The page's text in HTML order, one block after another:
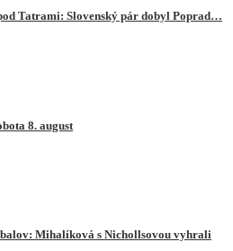
Tatrami: Slovenský pár dobyl Poprad…
8. august
Mihalíková s Nichollsovou vyhrali